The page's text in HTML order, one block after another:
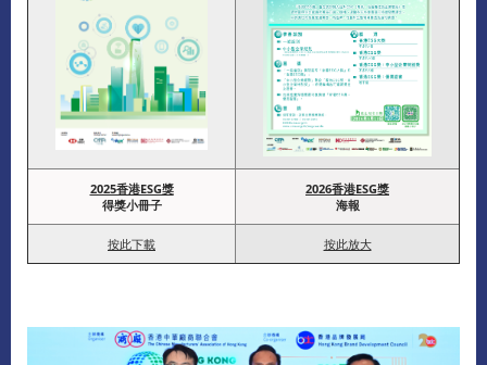
2025香港ESG獎
得獎小冊子
2026香港ESG獎
海報
按此下載 按此放大